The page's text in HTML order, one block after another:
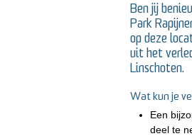
Ben jij
Park
op deze
uit het
Linschoten.
Wat kun je
Een
deel te